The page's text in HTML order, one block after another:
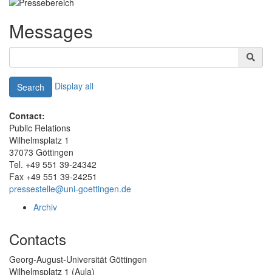
Messages
Search Display all
Contact:
Public Relations
Wilhelmsplatz 1
37073 Göttingen
Tel. +49 551 39-24342
Fax +49 551 39-24251
pressestelle@uni-goettingen.de
Archiv
Contacts
Georg-August-Universität Göttingen
Wilhelmsplatz 1 (Aula)